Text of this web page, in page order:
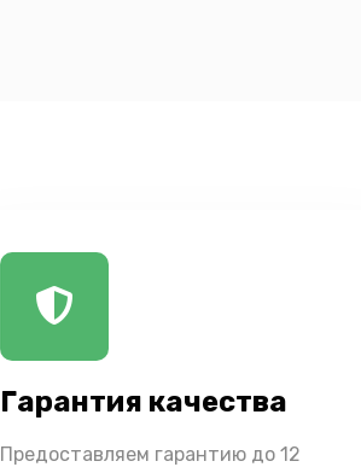
Гарантия качества
Предоставляем гарантию до 12